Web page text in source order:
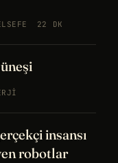
22 DK
insansı
robotlar